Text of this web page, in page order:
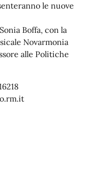
le nuove
Boffa, con la
Novarmonia
alle Politiche